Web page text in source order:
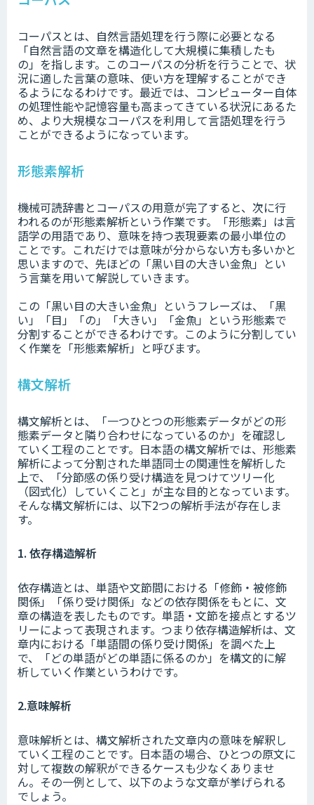
コーパスとは、自然言語処理を行う際に必要となる
「自然言語の文章を構造化して大規模に集積したも
の」を指します。このコーパスの分析を行うことで、状
況に適した言葉の意味、使い方を理解することができ
るようになるわけです。最近では、コンピューター自体
の処理性能や記憶容量も高まってきている状況にあるた
め、より大規模なコーパスを利用して言語処理を行う
ことができるようになっています。
形態素解析
機械可読辞書とコーパスの用意が完了すると、次に行
われるのが形態素解析という作業です。「形態素」は言
語学の用語であり、意味を持つ表現要素の最小単位の
ことです。これだけでは意味が分からない方も多いかと
思いますので、先ほどの「黒い目の大きい金魚」とい
う言葉を用いて解説していきます。
この「黒い目の大きい金魚」というフレーズは、「黒
い」「目」「の」「大きい」「金魚」という形態素で
分割することができるわけです。このように分割してい
く作業を「形態素解析」と呼びます。
構文解析
構文解析とは、「一つひとつの形態素データがどの形
態素データと隣り合わせになっているのか」を確認し
ていく工程のことです。日本語の構文解析では、形態素
解析によって分割された単語同士の関連性を解析した
上で、「分節感の係り受け構造を見つけてツリー化
（図式化）していくこと」が主な目的となっています。
そんな構文解析には、以下2つの解析手法が存在しま
す。
1. 依存構造解析
依存構造とは、単語や文節間における「修飾・被修飾
関係」「係り受け関係」などの依存関係をもとに、文
章の構造を表したものです。単語・文節を接点とするツ
リーによって表現されます。つまり依存構造解析は、文
章内における「単語間の係り受け関係」を調べた上
で、「どの単語がどの単語に係るのか」を構文的に解
析していく作業というわけです。
2.意味解析
意味解析とは、構文解析された文章内の意味を解釈し
ていく工程のことです。日本語の場合、ひとつの原文に
対して複数の解釈ができるケースも少なくありませ
ん。その一例として、以下のような文章が挙げられる
でしょう。